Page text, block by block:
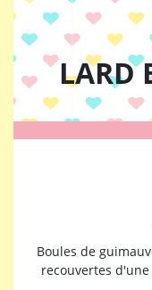
LARD
Boules de
recouvertes